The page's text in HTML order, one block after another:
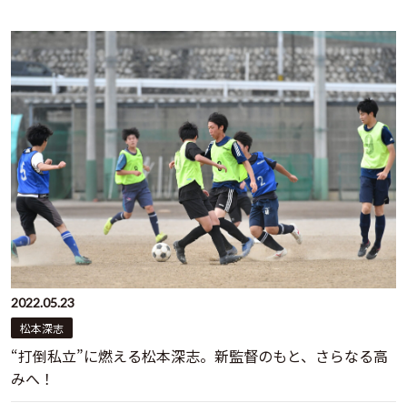
2022.05.23
松本深志
“打倒私立”に燃える松本深志。新監督のもと、さらなる高
みへ！